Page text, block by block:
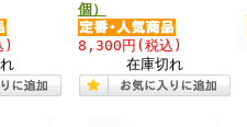
)
個）
8,300円 (税込)
在庫切れ